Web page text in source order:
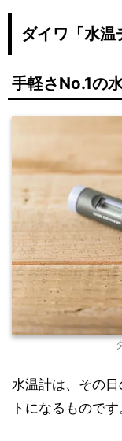
ダイワ「水温
手軽さNo.1の
水温計は、その
トになるものです